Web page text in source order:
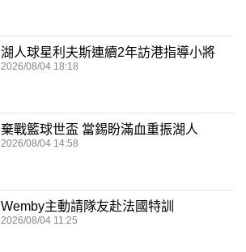
湖人球星利夫斯連續2年訪港指導小將
2026/08/04 18:18
棄戰籃球世盃 當錫盼滿血重振湖人
2026/08/04 14:58
Wemby主動請隊友赴法國特訓
2026/08/04 11:25